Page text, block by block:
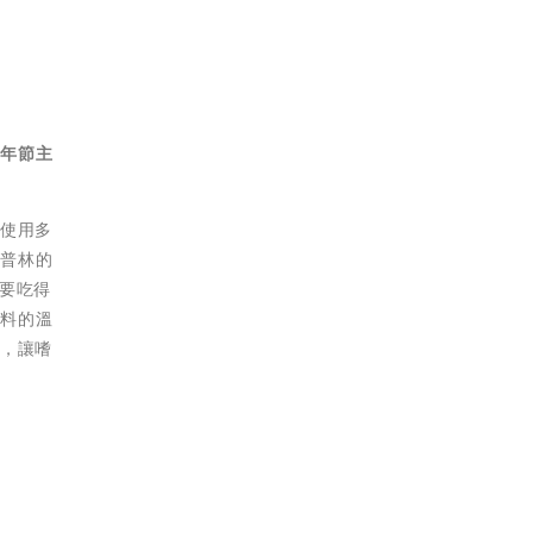
節主
用多
林的
吃得
的溫
讓嗜